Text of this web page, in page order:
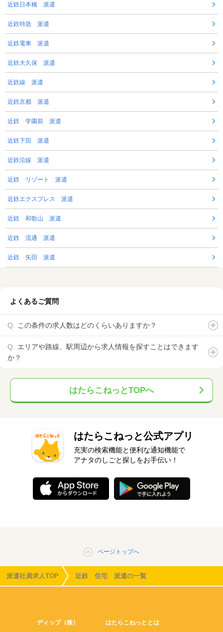
近鉄日本橋 派遣
近鉄特急 派遣
近鉄電車 派遣
近鉄大久保 派遣
近鉄線 派遣
近鉄京都 派遣
近鉄 学園前 派遣
近鉄下田 派遣
近鉄沿線 派遣
近鉄 リゾート 派遣
近鉄エクスプレス 派遣
近鉄 和歌山 派遣
近鉄 流通 派遣
近鉄 矢田 派遣
よくあるご質問
この条件の求人数はどのくらいありますか？
エリアや路線、駅周辺から求人情報を探すことはできます
か？
はたらこねっとTOPへ
はたらこねっと公式アプリ
充実の検索機能と便利な通知機能で
アナタのしごと探しをお手伝い！
ページトップへ
派遣社員求人TOP 近鉄 住宅 派遣の一覧
ディップ（株） はたらこねっととは